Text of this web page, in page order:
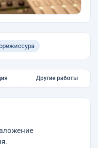
Другие работы